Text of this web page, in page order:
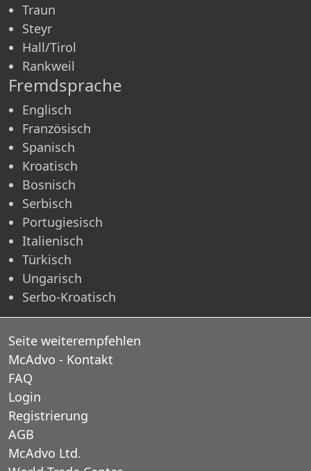
Traun
Steyr
Hall/Tirol
Rankweil
Fremdsprache
Englisch
Französisch
Spanisch
Kroatisch
Bosnisch
Serbisch
Portugiesisch
Italienisch
Türkisch
Ungarisch
Serbo-Kroatisch
Seite weiterempfehlen
McAdvo - Kontakt
FAQ
Login
Registrierung
AGB
McAdvo Ltd.